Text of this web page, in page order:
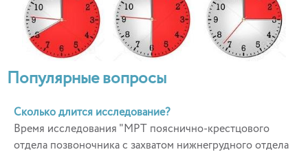
Популярные вопросы
Сколько длится исследование?
Время исследования "МРТ пояснично-крестцового
отдела позвоночника с захватом нижнегрудного отдела